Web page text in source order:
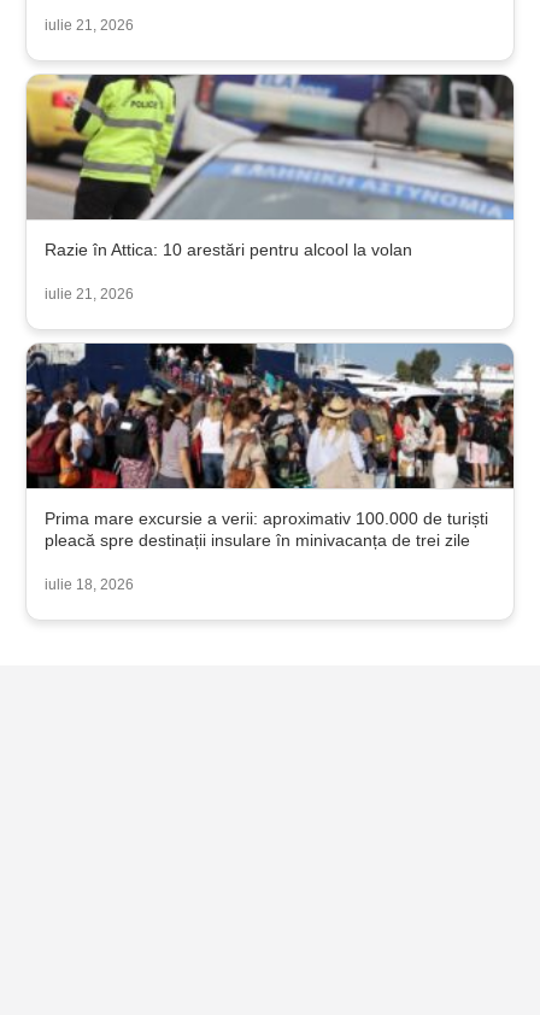
iulie 21, 2026
Razie în Attica: 10 arestări pentru alcool la volan
iulie 21, 2026
Prima mare excursie a verii: aproximativ 100.000 de turiști
pleacă spre destinații insulare în minivacanța de trei zile
iulie 18, 2026